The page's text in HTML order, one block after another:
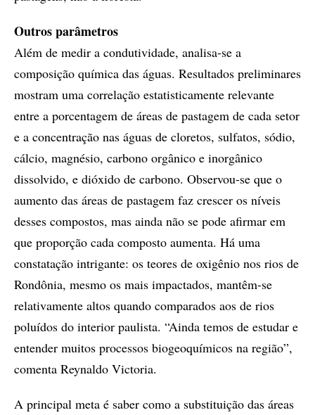
Outros parâmetros
Além de medir a condutividade, analisa-se a
composição química das águas. Resultados preliminares
mostram uma correlação estatisticamente relevante
entre a porcentagem de áreas de pastagem de cada setor
e a concentração nas águas de cloretos, sulfatos, sódio,
cálcio, magnésio, carbono orgânico e inorgânico
dissolvido, e dióxido de carbono. Observou-se que o
aumento das áreas de pastagem faz crescer os níveis
desses compostos, mas ainda não se pode afirmar em
que proporção cada composto aumenta. Há uma
constatação intrigante: os teores de oxigênio nos rios de
Rondônia, mesmo os mais impactados, mantêm-se
relativamente altos quando comparados aos de rios
poluídos do interior paulista. “Ainda temos de estudar e
entender muitos processos biogeoquímicos na região”,
comenta Reynaldo Victoria.
A principal meta é saber como a substituição das áreas